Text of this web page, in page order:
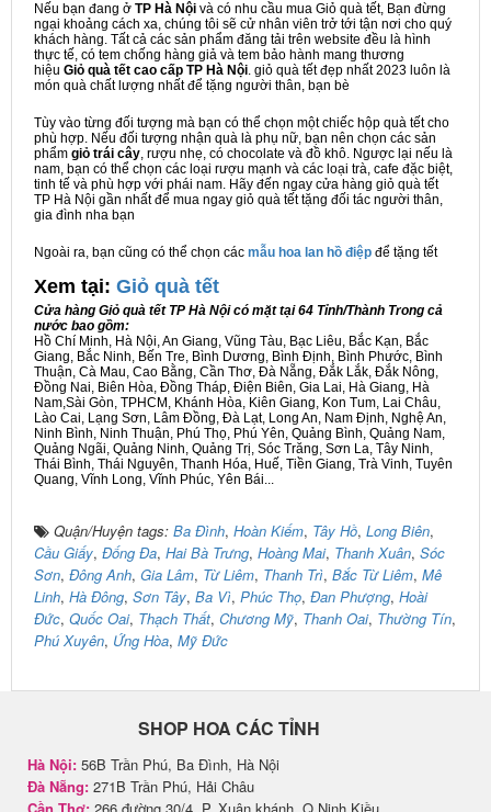
Nếu bạn đang ở TP Hà Nội và có nhu cầu mua Giỏ quà tết, Bạn đừng
ngại khoảng cách xa, chúng tôi sẽ cử nhân viên trở tới tận nơi cho quý
khách hàng. Tất cả các sản phẩm đăng tải trên website đều là hình
thực tế, có tem chống hàng giả và tem bảo hành mang thương
hiệu Giỏ quà tết cao cấp TP Hà Nội. giỏ quà tết đẹp nhất 2023 luôn là
món quà chất lượng nhất để tặng người thân, bạn bè
Tùy vào từng đối tượng mà bạn có thể chọn một chiếc hộp quà tết cho
phù hợp. Nếu đối tượng nhận quà là phụ nữ, bạn nên chọn các sản
phẩm giỏ trái cây, rượu nhẹ, có chocolate và đồ khô. Ngược lại nếu là
nam, bạn có thể chọn các loại rượu mạnh và các loại trà, cafe đặc biệt,
tinh tế và phù hợp với phái nam. Hãy đến ngay cửa hàng giỏ quà tết
TP Hà Nội gần nhất để mua ngay giỏ quà tết tặng đối tác người thân,
gia đình nha bạn
Ngoài ra, bạn cũng có thể chọn các mẫu hoa lan hồ điệp để tặng tết
Xem tại: Giỏ quà tết
Cửa hàng Giỏ quà tết TP Hà Nội có mặt tại 64 Tỉnh/Thành Trong cả
nước bao gồm:
Hồ Chí Minh, Hà Nội, An Giang, Vũng Tàu, Bạc Liêu, Bắc Kạn, Bắc
Giang, Bắc Ninh, Bến Tre, Bình Dương, Bình Định, Bình Phước, Bình
Thuận, Cà Mau, Cao Bằng, Cần Thơ, Đà Nẵng, Đắk Lắk, Đắk Nông,
Đồng Nai, Biên Hòa, Đồng Tháp, Điện Biên, Gia Lai, Hà Giang, Hà
Nam,Sài Gòn, TPHCM, Khánh Hòa, Kiên Giang, Kon Tum, Lai Châu,
Lào Cai, Lạng Sơn, Lâm Đồng, Đà Lạt, Long An, Nam Định, Nghệ An,
Ninh Bình, Ninh Thuận, Phú Thọ, Phú Yên, Quảng Bình, Quảng Nam,
Quảng Ngãi, Quảng Ninh, Quảng Trị, Sóc Trăng, Sơn La, Tây Ninh,
Thái Bình, Thái Nguyên, Thanh Hóa, Huế, Tiền Giang, Trà Vinh, Tuyên
Quang, Vĩnh Long, Vĩnh Phúc, Yên Bái...
Quận/Huyện tags: Ba Đình, Hoàn Kiếm, Tây Hồ, Long Biên,
Cầu Giấy, Đống Đa, Hai Bà Trưng, Hoàng Mai, Thanh Xuân, Sóc
Sơn, Đông Anh, Gia Lâm, Từ Liêm, Thanh Trì, Bắc Từ Liêm, Mê
Linh, Hà Đông, Sơn Tây, Ba Vì, Phúc Thọ, Đan Phượng, Hoài
Đức, Quốc Oai, Thạch Thất, Chương Mỹ, Thanh Oai, Thường Tín,
Phú Xuyên, Ứng Hòa, Mỹ Đức
SHOP HOA CÁC TỈNH
Hà Nội: 56B Trần Phú, Ba Đình, Hà Nội
Đà Nẵng: 271B Trần Phú, Hải Châu